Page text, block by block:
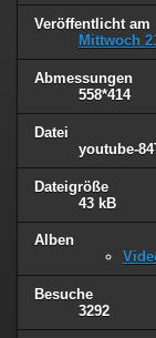
Veröffentlicht am
Mittwoch
Abmessungen
558*414
Datei
youtube-
Dateigröße
43 kB
Alben
Besuche
3292